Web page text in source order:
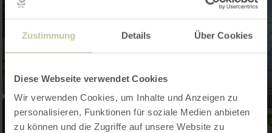
Zustimmung Details Über Cookies
Diese Webseite verwendet Cookies
Wir verwenden Cookies, um Inhalte und Anzeigen zu
personalisieren, Funktionen für soziale Medien anbieten
zu können und die Zugriffe auf unsere Website zu